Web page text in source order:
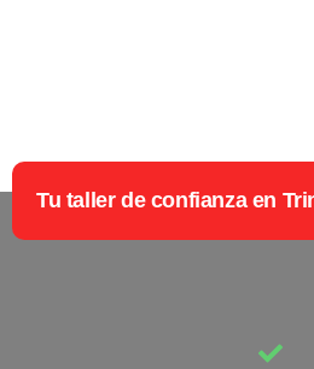
Tu taller de confianza en